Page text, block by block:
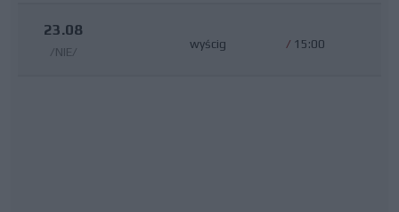
23.08
/NIE/
wyścig / 15:00